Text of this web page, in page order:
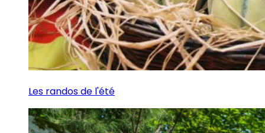
Les randos de l'été